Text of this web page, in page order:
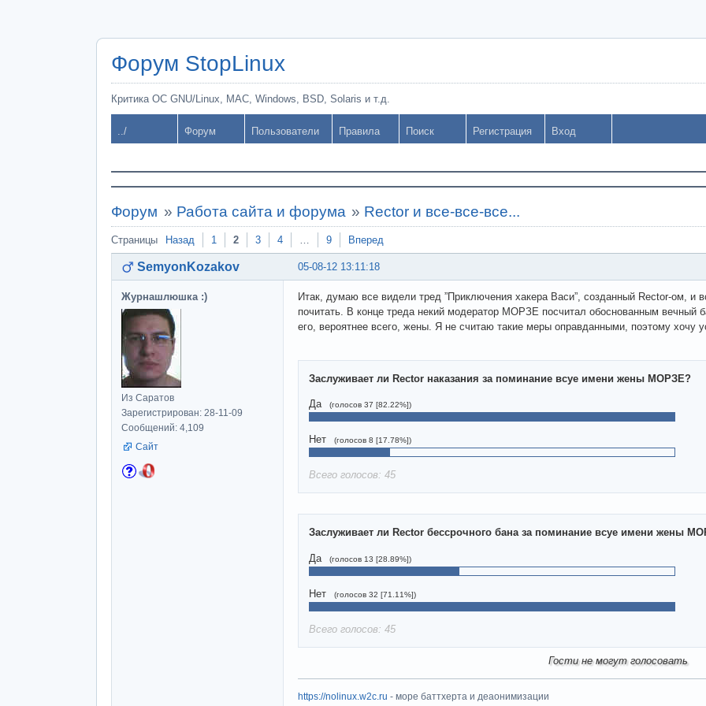
Форум StopLinux
Критика ОС GNU/Linux, MAC, Windows, BSD, Solaris и т.д.
../ Форум Пользователи Правила Поиск Регистрация Вход
Форум » Работа сайта и форума » Rector и все-все-все...
Страницы Назад 1 2 3 4 … 9 Вперед
05-08-12 13:11:18
SemyonKozakov
Журнашлюшка :)
Из Саратов
Зарегистрирован: 28-11-09
Сообщений: 4,109
Сайт
Итак, думаю все видели тред ”Приключения хакера Васи”, созданный Rector-ом, и
почитать. В конце треда некий модератор МОРЗЕ посчитал обоснованным вечный
его, вероятнее всего, жены. Я не считаю такие меры оправданными, поэтому хочу
Заслуживает ли Rector наказания за поминание всуе имени жены МОРЗЕ?
Да (голосов 37 [82.22%])
Нет (голосов 8 [17.78%])
Всего голосов: 45
Заслуживает ли Rector бессрочного бана за поминание всуе имени жены
Да (голосов 13 [28.89%])
Нет (голосов 32 [71.11%])
Всего голосов: 45
Гости не могут голосовать
https://nolinux.w2c.ru - море баттхерта и деаонимизации